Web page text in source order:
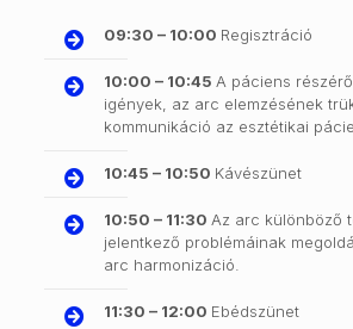
09:30 – 10:00 Regisztráció
10:00 – 10:45 A páciens
igények, az arc elemzésének
kommunikáció az esztétikai
10:45 – 10:50 Kávészünet
10:50 – 11:30 Az arc különböző
jelentkező problémáinak
arc harmonizáció.
11:30 – 12:00 Ebédszünet